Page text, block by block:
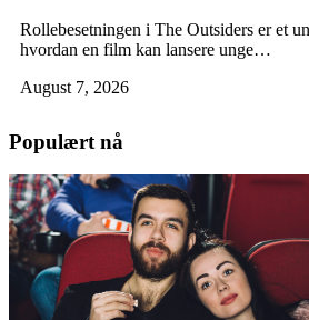
Rollebesetningen i The Outsiders er et
hvordan en film kan lansere unge…
August 7, 2026
Populært nå